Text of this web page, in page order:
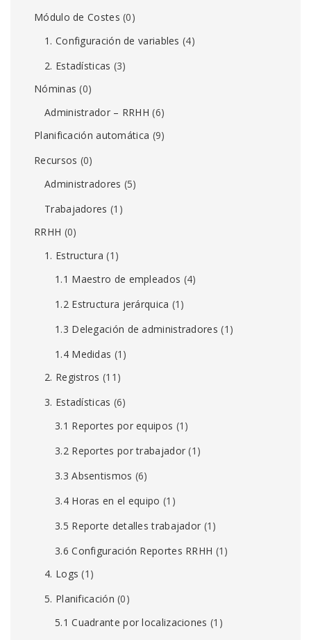
Módulo de Costes (0)
1. Configuración de variables (4)
2. Estadísticas (3)
Nóminas (0)
Administrador – RRHH (6)
Planificación automática (9)
Recursos (0)
Administradores (5)
Trabajadores (1)
RRHH (0)
1. Estructura (1)
1.1 Maestro de empleados (4)
1.2 Estructura jerárquica (1)
1.3 Delegación de administradores (1)
1.4 Medidas (1)
2. Registros (11)
3. Estadísticas (6)
3.1 Reportes por equipos (1)
3.2 Reportes por trabajador (1)
3.3 Absentismos (6)
3.4 Horas en el equipo (1)
3.5 Reporte detalles trabajador (1)
3.6 Configuración Reportes RRHH (1)
4. Logs (1)
5. Planificación (0)
5.1 Cuadrante por localizaciones (1)